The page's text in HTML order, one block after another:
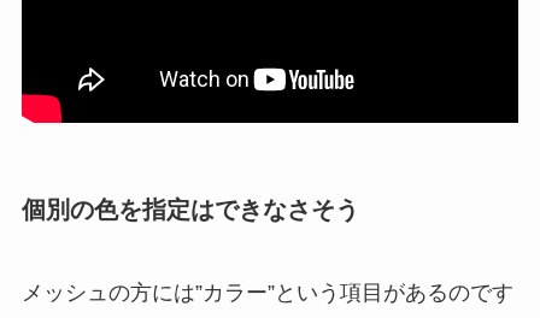
個別の色を指定はできなさそう
メッシュの方には”カラー”という項目があるのです